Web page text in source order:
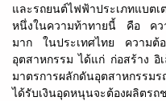
และรถยนต์ไฟฟ้าประเภทแบตเ
หนึ่งในความท้าทายนี้ คือ ควา
มาก ในประเทศไทย ความต้
อุตสาหกรรม ได้แก่ ก่อสร้าง
มาตรการผลักดันอุตสาหกรรมร
ได้รับเงินอุดหนุนจะต้องผลิตร